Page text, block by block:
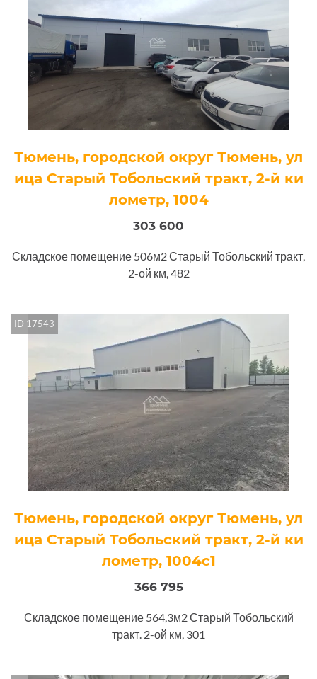
Тюмень, городской округ Тюмень, ул
ица Старый Тобольский тракт, 2-й ки
лометр, 1004
303 600
Складское помещение 506м2 Старый Тобольский тракт,
2-ой км, 482
ID 17543
Тюмень, городской округ Тюмень, ул
ица Старый Тобольский тракт, 2-й ки
лометр, 1004с1
366 795
Складское помещение 564,3м2 Старый Тобольский
тракт. 2-ой км, 301